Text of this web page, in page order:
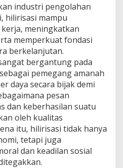
industri pengolahan
hilirisasi mampu
meningkatkan
memperkuat fondasi
berkelanjutan.
bergantung pada
pemegang amanah
daya secara bijak demi
pesan
dan keberhasilan suatu
oleh kualitas
itu, hilirisasi tidak hanya
tetapi juga
dan keadilan sosial